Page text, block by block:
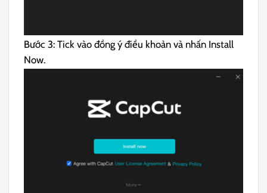
Bước 3: Tick vào đồng ý điều khoản và nhấn Install
Now.